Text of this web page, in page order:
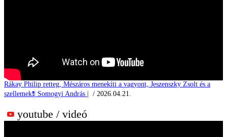
Rákay Philip retteg, Mészáros menekíti a vagyont, Jeszenszky Zsolt és a
szellemek❗| Somogyi András |
/ 2026.04.21.
youtube / videó